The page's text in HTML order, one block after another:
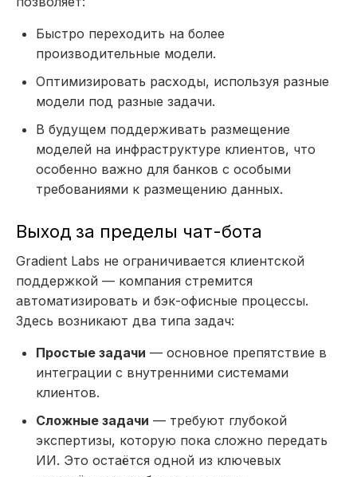
Быстро переходить на более
производительные модели.
Оптимизировать расходы, используя разные
модели под разные задачи.
В будущем поддерживать размещение
моделей на инфраструктуре клиентов, что
особенно важно для банков с особыми
требованиями к размещению данных.
Выход за пределы чат-бота
Gradient Labs не ограничивается клиентской
поддержкой — компания стремится
автоматизировать и бэк-офисные процессы.
Здесь возникают два типа задач:
Простые задачи — основное препятствие в
интеграции с внутренними системами
клиентов.
Сложные задачи — требуют глубокой
экспертизы, которую пока сложно передать
ИИ. Это остаётся одной из ключевых